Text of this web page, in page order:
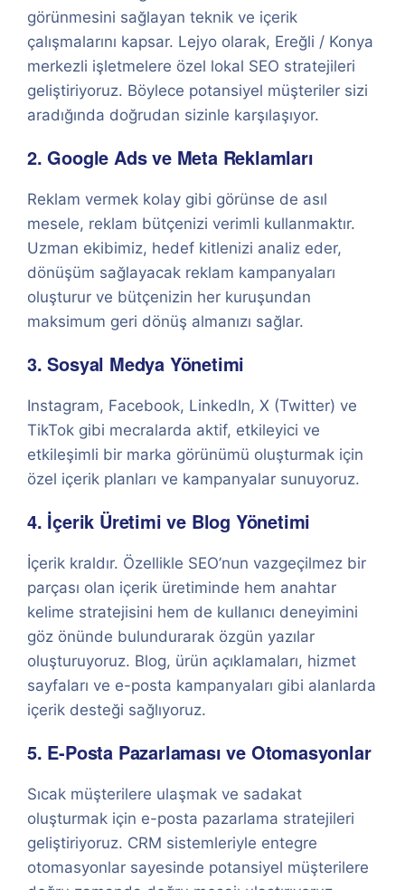
görünmesini sağlayan teknik ve içerik
çalışmalarını kapsar. Lejyo olarak, Ereğli / Konya
merkezli işletmelere özel lokal SEO stratejileri
geliştiriyoruz. Böylece potansiyel müşteriler sizi
aradığında doğrudan sizinle karşılaşıyor.
2. Google Ads ve Meta Reklamları
Reklam vermek kolay gibi görünse de asıl
mesele, reklam bütçenizi verimli kullanmaktır.
Uzman ekibimiz, hedef kitlenizi analiz eder,
dönüşüm sağlayacak reklam kampanyaları
oluşturur ve bütçenizin her kuruşundan
maksimum geri dönüş almanızı sağlar.
3. Sosyal Medya Yönetimi
Instagram, Facebook, LinkedIn, X (Twitter) ve
TikTok gibi mecralarda aktif, etkileyici ve
etkileşimli bir marka görünümü oluşturmak için
özel içerik planları ve kampanyalar sunuyoruz.
4. İçerik Üretimi ve Blog Yönetimi
İçerik kraldır. Özellikle SEO’nun vazgeçilmez bir
parçası olan içerik üretiminde hem anahtar
kelime stratejisini hem de kullanıcı deneyimini
göz önünde bulundurarak özgün yazılar
oluşturuyoruz. Blog, ürün açıklamaları, hizmet
sayfaları ve e-posta kampanyaları gibi alanlarda
içerik desteği sağlıyoruz.
5. E-Posta Pazarlaması ve Otomasyonlar
Sıcak müşterilere ulaşmak ve sadakat
oluşturmak için e-posta pazarlama stratejileri
geliştiriyoruz. CRM sistemleriyle entegre
otomasyonlar sayesinde potansiyel müşterilere